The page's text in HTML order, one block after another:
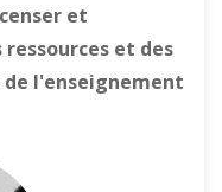
et
et des
l'enseignement